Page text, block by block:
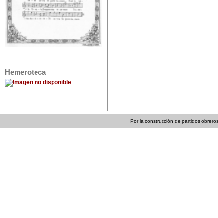
Hemeroteca
Por la construcción de partidos